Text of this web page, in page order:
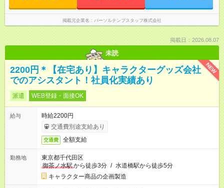
掲載元企業名 パーソルテンプスタッフ株式会社
掲載日：2026.08.07
未読
NEW
2200円＊【在宅あり】キャラクターグッズ会社
でのアシスタント！社員化実績あり
派遣 WEB登録・面接OK
給与
時給2200円
交通費別途支給あり
交通費 全額支給
勤務地
東京都千代田区
御茶ノ水駅から徒歩3分 / 水道橋駅から徒歩5分
キャラクター商品の企画製造